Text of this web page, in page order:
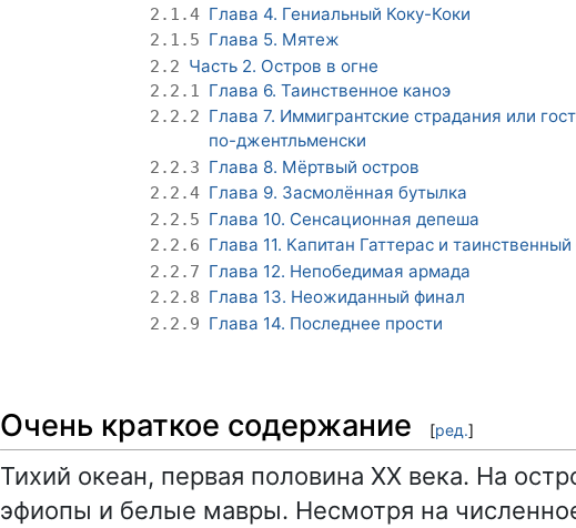
2.1.4 Глава 4. Гениальный Коку-Коки
2.1.5 Глава 5. Мятеж
2.2 Часть 2. Остров в огне
2.2.1 Глава 6. Таинственное каноэ
2.2.2 Глава 7. Иммигрантские страдания или
по-джентльменски
2.2.3 Глава 8. Мёртвый остров
2.2.4 Глава 9. Засмолённая бутылка
2.2.5 Глава 10. Сенсационная депеша
2.2.6 Глава 11. Капитан Гаттерас и
2.2.7 Глава 12. Непобедимая армада
2.2.8 Глава 13. Неожиданный финал
2.2.9 Глава 14. Последнее прости
Очень краткое содержание [ред.]
Тихий океан, первая половина XX века. На
эфиопы и белые мавры. Несмотря на